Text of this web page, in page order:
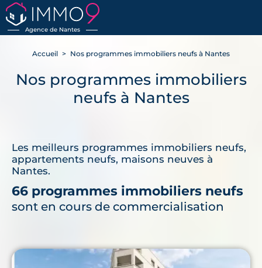
Agence de Nantes
Accueil Nos programmes immobiliers neufs à Nantes
Nos programmes immobiliers
neufs à Nantes
Les meilleurs programmes immobiliers neufs,
appartements neufs, maisons neuves à
Nantes.
66 programmes immobiliers neufs
sont en cours de commercialisation